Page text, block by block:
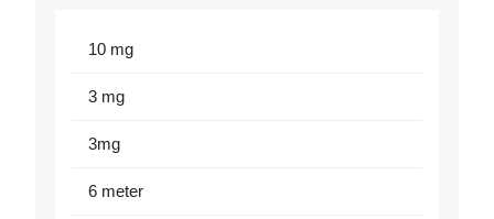
10 mg
3 mg
3mg
6 meter